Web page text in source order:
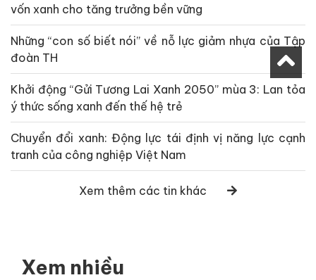
vốn xanh cho tăng trưởng bền vững
Những “con số biết nói” về nỗ lực giảm nhựa của Tập
đoàn TH
Khởi động “Gửi Tương Lai Xanh 2050” mùa 3: Lan tỏa
ý thức sống xanh đến thế hệ trẻ
Chuyển đổi xanh: Động lực tái định vị năng lực cạnh
tranh của công nghiệp Việt Nam
Xem thêm các tin khác
Xem nhiều